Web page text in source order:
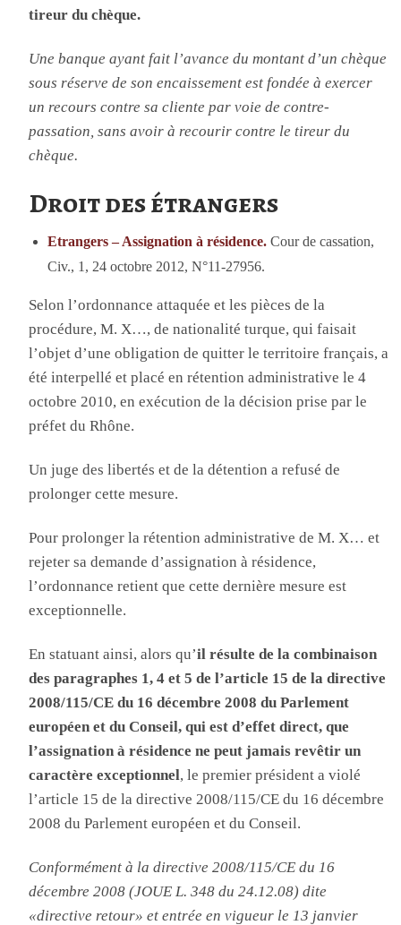
tireur du chèque.
Une banque ayant fait l’avance du montant d’un chèque
sous réserve de son encaissement est fondée à exercer
un recours contre sa cliente par voie de contre-
passation, sans avoir à recourir contre le tireur du
chèque.
Droit des étrangers
Etrangers – Assignation à résidence.Cour de cassation,
Civ., 1, 24 octobre 2012, N°11-27956.
Selon l’ordonnance attaquée et les pièces de la
procédure, M. X…, de nationalité turque, qui faisait
l’objet d’une obligation de quitter le territoire français, a
été interpellé et placé en rétention administrative le 4
octobre 2010, en exécution de la décision prise par le
préfet du Rhône.
Un juge des libertés et de la détention a refusé de
prolonger cette mesure.
Pour prolonger la rétention administrative de M. X… et
rejeter sa demande d’assignation à résidence,
l’ordonnance retient que cette dernière mesure est
exceptionnelle.
En statuant ainsi, alors qu’il résulte de la combinaison
des paragraphes 1, 4 et 5 de l’article 15 de la directive
2008/115/CE du 16 décembre 2008 du Parlement
européen et du Conseil, qui est d’effet direct, que
l’assignation à résidence ne peut jamais revêtir un
caractère exceptionnel, le premier président a violé
l’article 15 de la directive 2008/115/CE du 16 décembre
2008 du Parlement européen et du Conseil.
Conformément à ladirective 2008/115/CE du 16
décembre 2008 (JOUE L. 348 du 24.12.08) dite
«directive retour» et entrée en vigueur le 13 janvier